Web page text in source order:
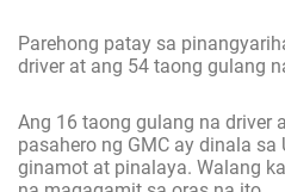
Parehong patay sa
driver at ang 54 taong gulang
Ang 16 taong gulang na driver
pasahero ng GMC ay dinala
ginamot at pinalaya. Walang